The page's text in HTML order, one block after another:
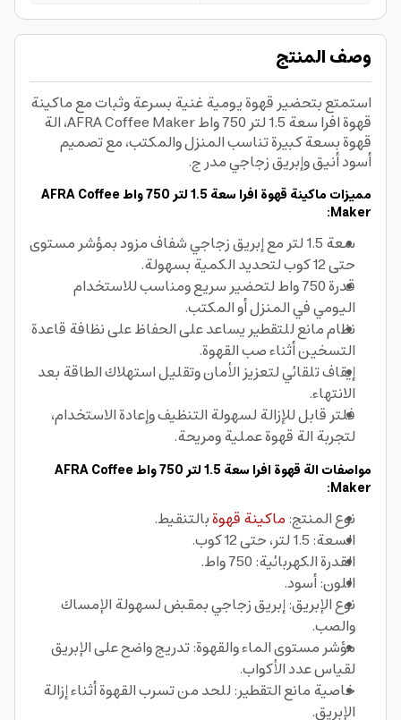
وصف المنتج
استمتع بتحضير قهوة يومية غنية بسرعة وثبات مع ماكينة
قهوة افرا سعة 1.5 لتر 750 واط AFRA Coffee Maker، الة
قهوة بسعة كبيرة تناسب المنزل والمكتب، مع تصميم
أسود أنيق وإبريق زجاجي مدر ج.
مميزات ماكينة قهوة افرا سعة 1.5 لتر 750 واط AFRA Coffee
Maker:
سعة 1.5 لتر مع إبريق زجاجي شفاف مزود بمؤشر مستوى
حتى 12 كوب لتحديد الكمية بسهولة.
قدرة 750 واط لتحضير سريع ومناسب للاستخدام
اليومي في المنزل أو المكتب.
نظام مانع للتقطير يساعد على الحفاظ على نظافة قاعدة
التسخين أثناء صب القهوة.
إيقاف تلقائي لتعزيز الأمان وتقليل استهلاك الطاقة بعد
الانتهاء.
فلتر قابل للإزالة لسهولة التنظيف وإعادة الاستخدام،
لتجربة الة قهوة عملية ومريحة.
مواصفات الة قهوة افرا سعة 1.5 لتر 750 واط AFRA Coffee
Maker:
نوع المنتج:ماكينة قهوةبالتنقيط.
السعة: 1.5 لتر، حتى 12 كوب.
القدرة الكهربائية: 750 واط.
اللون: أسود.
نوع الإبريق: إبريق زجاجي بمقبض لسهولة الإمساك
والصب.
مؤشر مستوى الماء والقهوة: تدريج واضح على الإبريق
لقياس عدد الأكواب.
خاصية مانع التقطير: للحد من تسرب القهوة أثناء إزالة
الإبريق.